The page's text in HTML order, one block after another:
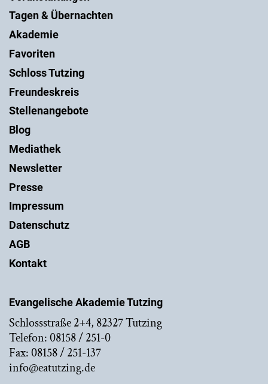
Evangelische Akademie Tutzing
Schlossstraße 2+4, 82327 Tutzing
Telefon: 08158 / 251-0
Fax: 08158 / 251-137
info@eatutzing.de
Tagen & Übernachten
Akademie
Favoriten
Schloss Tutzing
Freundeskreis
Stellenangebote
Blog
Mediathek
Newsletter
Presse
Impressum
Datenschutz
AGB
Kontakt